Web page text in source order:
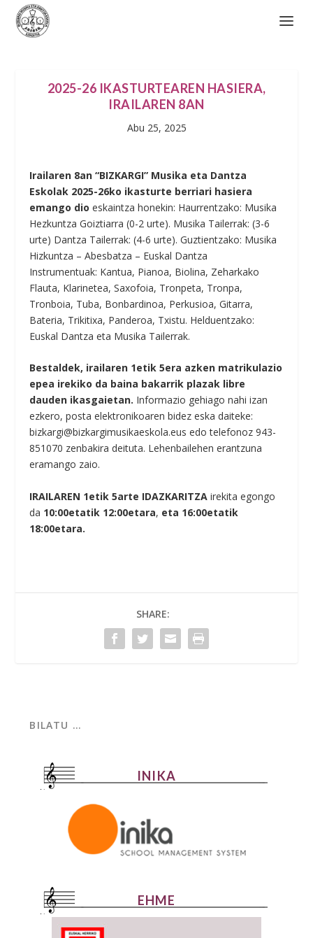
2025-26 IKASTURTEAREN HASIERA,
IRAILAREN 8AN
Abu 25, 2025
Irailaren 8an “BIZKARGI” Musika eta Dantza
Eskolak 2025-26ko ikasturte berriari hasiera
emango dio eskaintza honekin: Haurrentzako: Musika
Hezkuntza Goiztiarra (0-2 urte). Musika Tailerrak: (3-6
urte) Dantza Tailerrak: (4-6 urte). Guztientzako: Musika
Hizkuntza – Abesbatza – Euskal Dantza
Instrumentuak: Kantua, Pianoa, Biolina, Zeharkako
Flauta, Klarinetea, Saxofoia, Tronpeta, Tronpa,
Tronboia, Tuba, Bonbardinoa, Perkusioa, Gitarra,
Bateria, Trikitixa, Panderoa, Txistu. Helduentzako:
Euskal Dantza eta Musika Tailerrak.
Bestaldek, irailaren 1etik 5era azken matrikulazio
epea irekiko da baina bakarrik plazak libre
dauden ikasgaietan. Informazio gehiago nahi izan
ezkero, posta elektronikoaren bidez eska daiteke:
bizkargi@bizkargimusikaeskola.eus edo telefonoz 943-
851070 zenbakira deituta. Lehenbailehen erantzuna
eramango zaio.
IRAILAREN 1etik 5arte IDAZKARITZA irekita egongo
da 10:00etatik 12:00etara, eta 16:00etatik
18:00etara.
SHARE:
INIKA
EHME